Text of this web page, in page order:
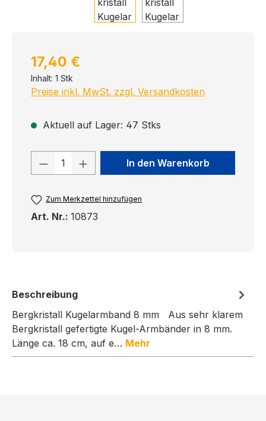
Regulärer Preis:
17,40 €
Inhalt: 1 Stk
Preise inkl. MwSt. zzgl. Versandkosten
Aktuell auf Lager: 47 Stks
Produkt Anzahl: Gib den
In den Warenkorb
Zum Merkzettel hinzufügen
Art. Nr.: 10873
Beschreibung
Bergkristall Kugelarmband 8 mm Aus sehr klarem
Bergkristall gefertigte Kugel-Armbänder in 8 mm.
Länge ca. 18 cm, auf e… Mehr